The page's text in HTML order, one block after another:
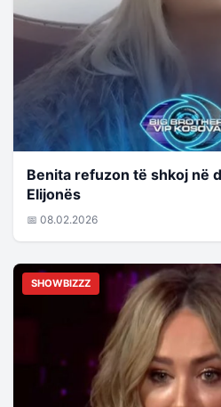
Benita refuzon të shkoj në
Elijonës
📅 08.02.2026
SHOWBIZZZ